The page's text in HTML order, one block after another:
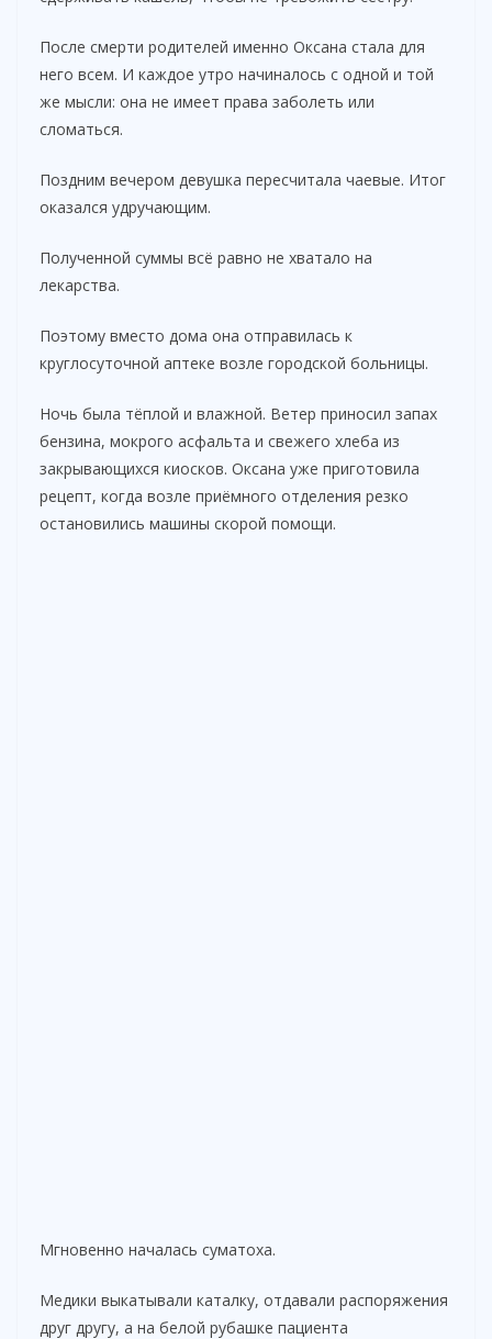
После смерти родителей именно Оксана стала для
него всем. И каждое утро начиналось с одной и той
же мысли: она не имеет права заболеть или
сломаться.
Поздним вечером девушка пересчитала чаевые. Итог
оказался удручающим.
Полученной суммы всё равно не хватало на
лекарства.
Поэтому вместо дома она отправилась к
круглосуточной аптеке возле городской больницы.
Ночь была тёплой и влажной. Ветер приносил запах
бензина, мокрого асфальта и свежего хлеба из
закрывающихся киосков. Оксана уже приготовила
рецепт, когда возле приёмного отделения резко
остановились машины скорой помощи.
Мгновенно началась суматоха.
Медики выкатывали каталку, отдавали распоряжения
друг другу, а на белой рубашке пациента